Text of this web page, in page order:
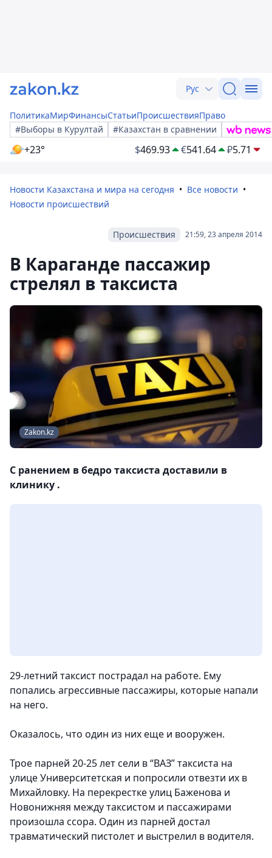
Рус
ПолитикаМирФинансыСтатьиПроисшествияПраво
#Выборы в Курултай
#Казахстан в сравнении
+23° $469.93 €541.64 ₽5.71
Новости Казахстана и мира на сегодня
Все новости
Новости происшествий
21:59, 23 апреля 2014
Происшествия
В Караганде пассажир
стрелял в таксиста
Zakon.kz
С ранением в бедро таксиста доставили в
клинику .
29-летний таксист пострадал на работе. Ему
попались агрессивные пассажиры, которые напали
на него.
Оказалось, что один из них еще и вооружен.
Трое парней 20-25 лет сели в “ВАЗ” таксиста на
улице Университетская и попросили отвезти их в
Михайловку. На перекрестке улиц Баженова и
Новонижняя между таксистом и пассажирами
произошла ссора. Один из парней достал
травматический пистолет и выстрелил в водителя.